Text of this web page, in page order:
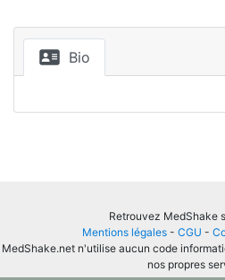
Bio
Retrouvez MedShake
Mentions légales - CGU -
MedShake.net n'utilise aucun code
nos propres